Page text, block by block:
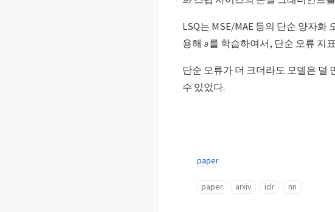
LSQ는 MSE/MAE 등의 단순 양자
용해
를 학습하여서, 단순 오류 지
단순 오류가 더 크더라도 모델은 덜
수 있었다.
paper
paper arxiv iclr nn